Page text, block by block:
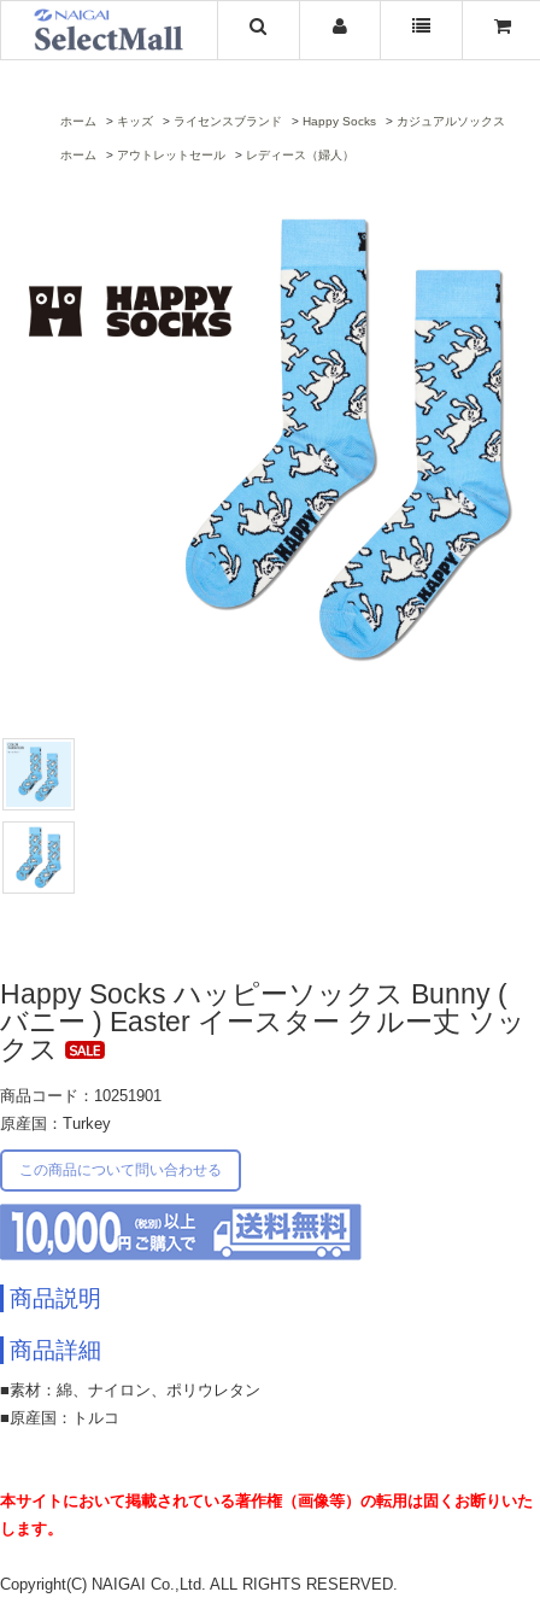
ホーム キッズ ライセンスブランド Happy Socks カジュアルソックス
ホーム アウトレットセール レディース（婦人）
Happy Socks ハッピーソックス Bunny (
バニー ) Easter イースター クルー丈 ソッ
クス
商品コード：10251901
原産国：Turkey
この商品について問い合わせる
商品説明
商品詳細
■素材：綿、ナイロン、ポリウレタン
■原産国：トルコ
本サイトにおいて掲載されている著作権（画像等）の転用は固くお断りいた
します。
Copyright(C) NAIGAI Co.,Ltd. ALL RIGHTS RESERVED.